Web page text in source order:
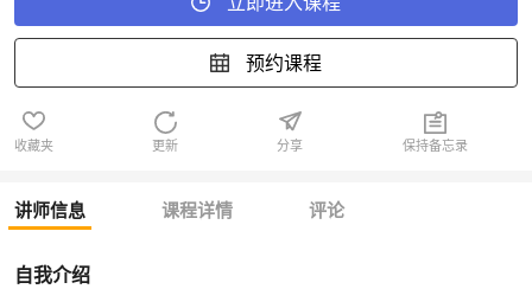
预约课程
收藏夹 更新 分享 保持备忘录
讲师信息 课程详情 评论
自我介绍